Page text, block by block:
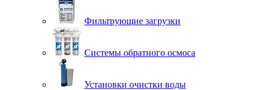
Фильтрующие загрузки
Системы обратного осмоса
Установки очистки воды